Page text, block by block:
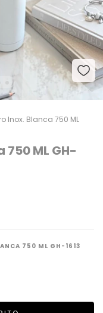
Inox. Blanca 750 ML
ML GH-
750 ML GH-1613